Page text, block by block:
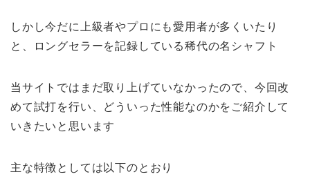
しかし今だに上級者やプロにも愛用者が多くいたり
と、ロングセラーを記録している稀代の名シャフト
当サイトではまだ取り上げていなかったので、今回改
めて試打を行い、どういった性能なのかをご紹介して
いきたいと思います
主な特徴としては以下のとおり